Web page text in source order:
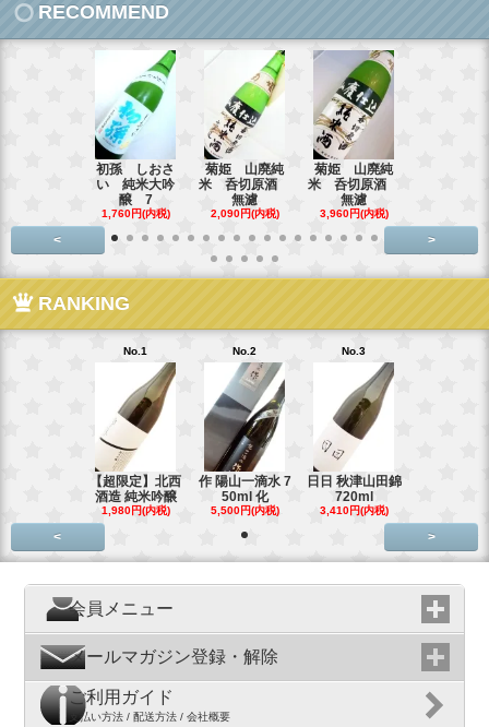
RECOMMEND
初孫 しおさ
い 純米大吟
醸 7
1,760円(内税)
菊姫 山廃純
米 呑切原酒
無濾
2,090円(内税)
菊姫 山廃純
米 呑切原酒
無濾
3,960円(内税)
< >
RANKING
No.1
【超限定】北西
酒造 純米吟醸
1,980円(内税)
No.2
作 陽山一滴水 7
50ml 化
5,500円(内税)
No.3
日日 秋津山田錦
720ml
3,410円(内税)
< >
会員メニュー
メールマガジン登録・解除
ご利用ガイド
支払い方法 / 配送方法 / 会社概要